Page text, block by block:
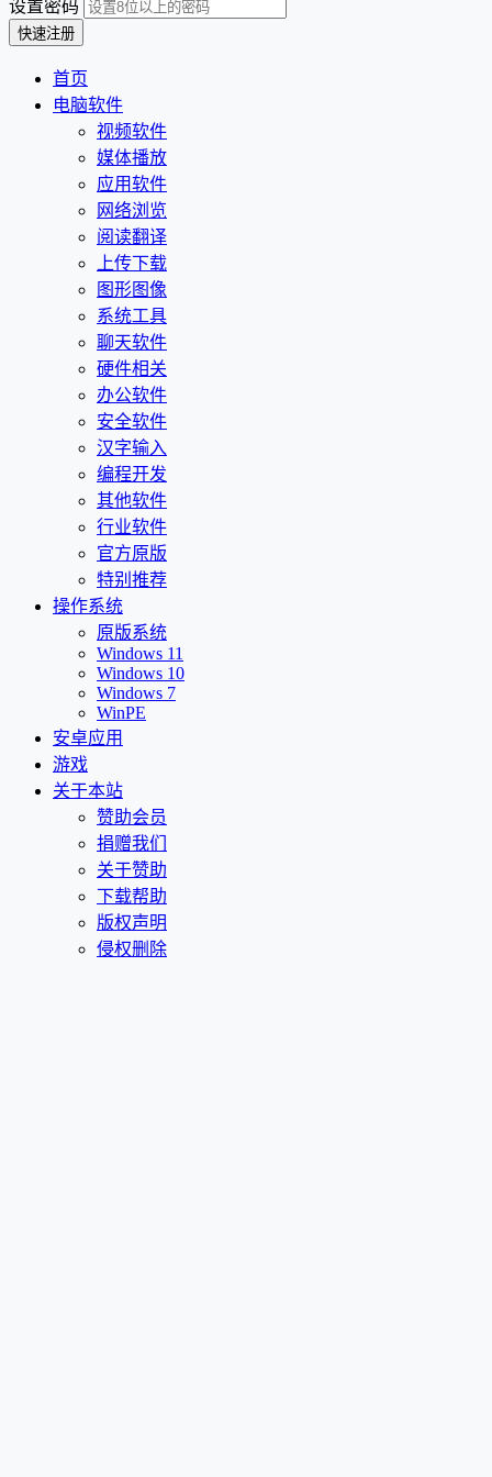
设置密码
首页
电脑软件
视频软件
媒体播放
应用软件
网络浏览
阅读翻译
上传下载
图形图像
系统工具
聊天软件
硬件相关
办公软件
安全软件
汉字输入
编程开发
其他软件
行业软件
官方原版
特别推荐
操作系统
原版系统
Windows 11
Windows 10
Windows 7
WinPE
安卓应用
游戏
关于本站
赞助会员
捐赠我们
关于赞助
下载帮助
版权声明
侵权删除